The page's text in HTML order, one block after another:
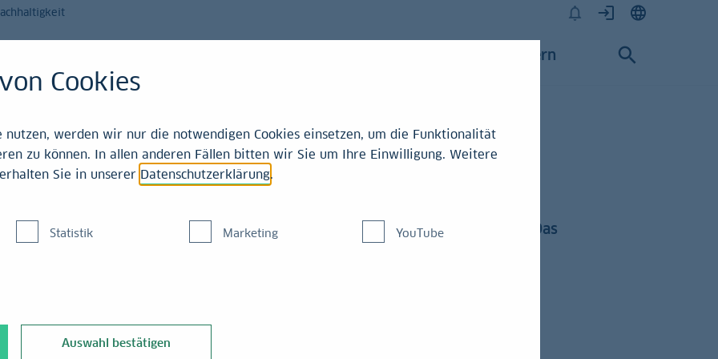
Konzern
der Weg bis zur Unterschrift
Mustervertragswerk, das den individuellen Bedürfnissen angepasst wird. Das
Vorhaben und möchte einen Kredit. Wie dieser Kredit strukturiert sein
Ist die Bank willens, den Kredit zu vergeben, möchte das Risiko aber
Cookies
nutzen, werden wir nur die notwendigen Cookies einsetzen, um die Funktionalität
zu können. In allen anderen Fällen bitten wir Sie um Ihre Einwilligung. Weitere
Sie in unserer Datenschutzerklärung.
Statistik Marketing YouTube
Auswahl bestätigen